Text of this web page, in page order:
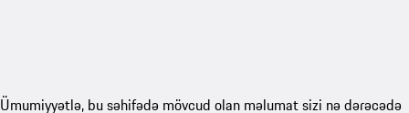
Ümumiyyətlə, bu səhifədə mövcud olan məlumat sizi nə dərəcədə